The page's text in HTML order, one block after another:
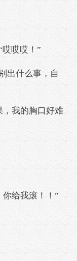
哎哎！”
出什么事，自
我的胸口好难
给我滚！！”